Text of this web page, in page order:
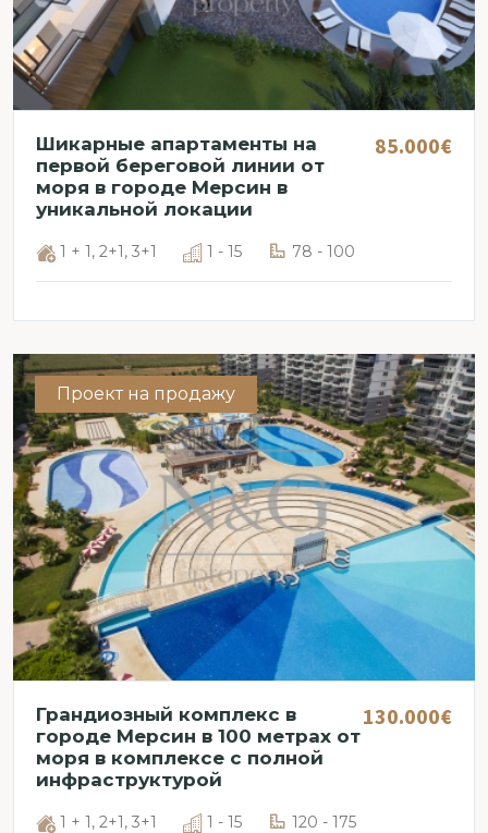
Шикарные апартаменты на
первой береговой линии от
моря в городе Мерсин в
уникальной локации
85.000€
1 + 1, 2+1, 3+1 1 - 15 78 - 100
Проект на продажу
Грандиозный комплекс в
городе Мерсин в 100 метрах от
моря в комплексе с полной
инфраструктурой
130.000€
1 + 1, 2+1, 3+1 1 - 15 120 - 175